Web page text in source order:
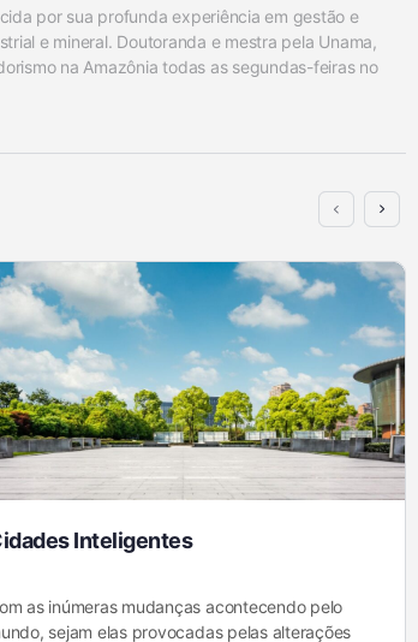
por sua profunda experiência em gestão e
e mineral. Doutoranda e mestra pela Unama,
na Amazônia todas as segundas-feiras no
Inteligentes
as inúmeras mudanças acontecendo pelo
sejam elas provocadas pelas alterações